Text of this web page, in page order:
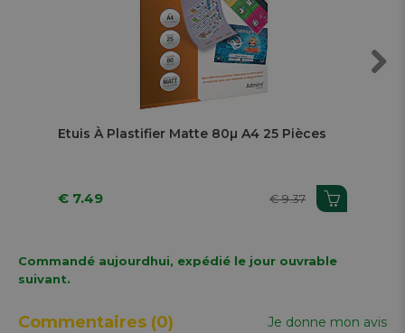
Etuis À Plastifier Matte 80µ A4 25 Pièces
€ 7.49 € 9.37
Commandé aujourdhui, expédié le jour ouvrable
suivant.
Commentaires (0) Je donne mon avis